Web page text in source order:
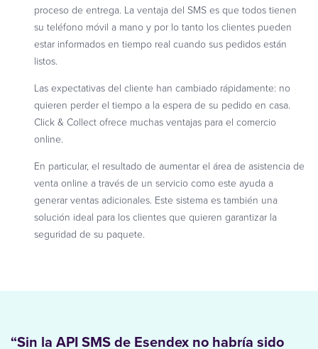
proceso de entrega. La ventaja del SMS es que todos tienen
su teléfono móvil a mano y por lo tanto los clientes pueden
estar informados en tiempo real cuando sus pedidos están
listos.
Las expectativas del cliente han cambiado rápidamente: no
quieren perder el tiempo a la espera de su pedido en casa.
Click & Collect ofrece muchas ventajas para el comercio
online.
En particular, el resultado de aumentar el área de asistencia de
venta online a través de un servicio como este ayuda a
generar ventas adicionales. Este sistema es también una
solución ideal para los clientes que quieren garantizar la
seguridad de su paquete.
“Sin la API SMS de Esendex no habría sido